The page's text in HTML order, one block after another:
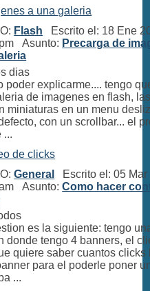
a una galeria
Flash Escrito el: 18 Ene
Asunto: Precarga de
dias
poder explicarme.... tengo
de imagenes en flash,
miniaturas en un menu
con un scrollbar... el
...
de clicks
General
Escrito el: 05 Mar
Asunto:Como hacer
es la siguiente: tengo
donde tengo 4 banners, el
quiere saber cuantos clicks
para el poderle poner
...